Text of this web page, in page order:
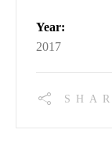
Year:
2017